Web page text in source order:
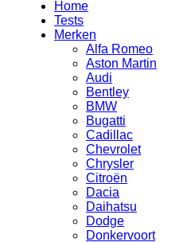
Home
Tests
Merken
Alfa Romeo
Aston Martin
Audi
Bentley
BMW
Bugatti
Cadillac
Chevrolet
Chrysler
Citroën
Dacia
Daihatsu
Dodge
Donkervoort